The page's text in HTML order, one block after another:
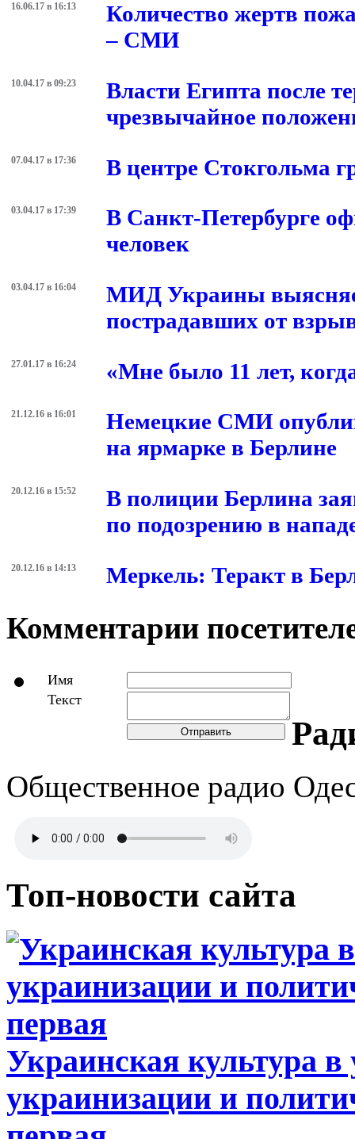
16.06.17 в 16:13
Количество жертв
– СМИ
10.04.17 в 09:23
Власти Египта после
чрезвычайное
07.04.17 в 17:36 В центре Стокгольма
03.04.17 в 17:39
В Санкт-Петербурге
человек
03.04.17 в 16:04
МИД Украины
пострадавших от
27.01.17 в 16:24 «Мне было 11 лет,
21.12.16 в 16:01
Немецкие СМИ
на ярмарке в Берлине
20.12.16 в 15:52
В полиции Берлина
по подозрению в
20.12.16 в 14:13 Меркель: Теракт в
Комментарии
Имя
Текст
Отправить
Общественное радио
Топ-новости сайта
Украинская культура
украинизации и